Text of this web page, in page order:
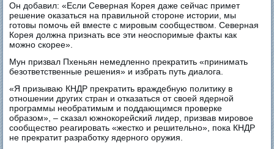
Он добавил: «Если Северная Корея даже сейчас примет
решение оказаться на правильной стороне истории, мы
готовы помочь ей вместе с мировым сообществом. Северная
Корея должна признать все эти неоспоримые факты как
можно скорее».
Мун призвал Пхеньян немедленно прекратить «принимать
безответственные решения» и избрать путь диалога.
«Я призываю КНДР прекратить враждебную политику в
отношении других стран и отказаться от своей ядерной
программы необратимым и поддающимся проверке
образом», – сказал южнокорейский лидер, призвав мировое
сообщество реагировать «жестко и решительно», пока КНДР
не прекратит разработку ядерного оружия.